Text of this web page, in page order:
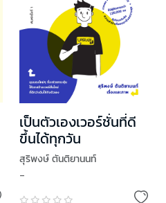
เป็นตัวเองเวอร์ชั่นที่ดี
ขึ้นได้ทุกวัน
สุริพงษ์ ตันติยานนท์
-